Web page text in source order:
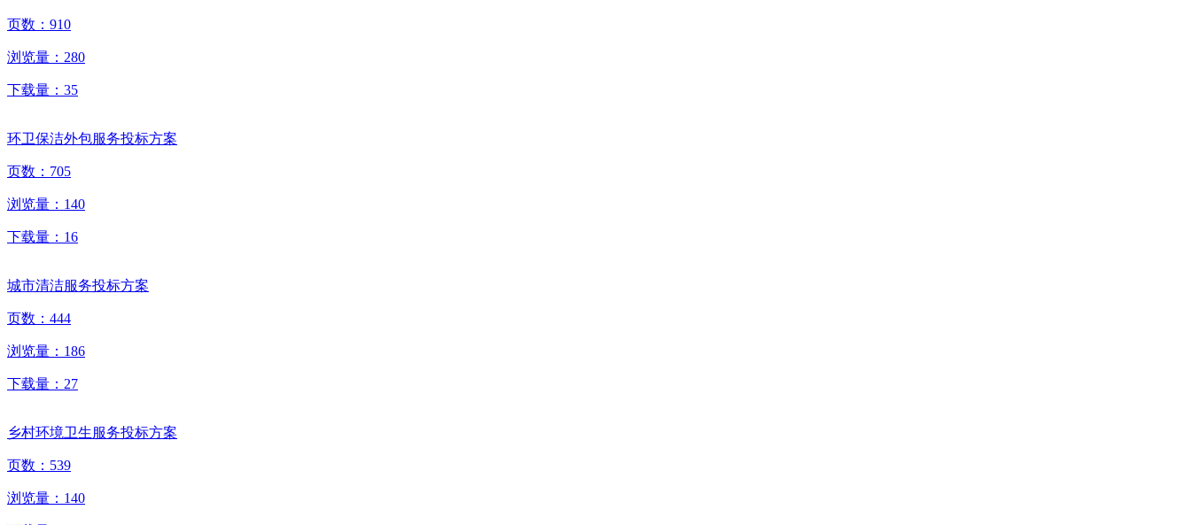
页数： 910
浏览量： 280
下载量： 35
环卫保洁外包服务投标方案
页数： 705
浏览量： 140
下载量： 16
城市清洁服务投标方案
页数： 444
浏览量： 186
下载量： 27
乡村环境卫生服务投标方案
页数： 539
浏览量： 140